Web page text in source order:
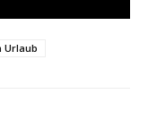
Urlaub